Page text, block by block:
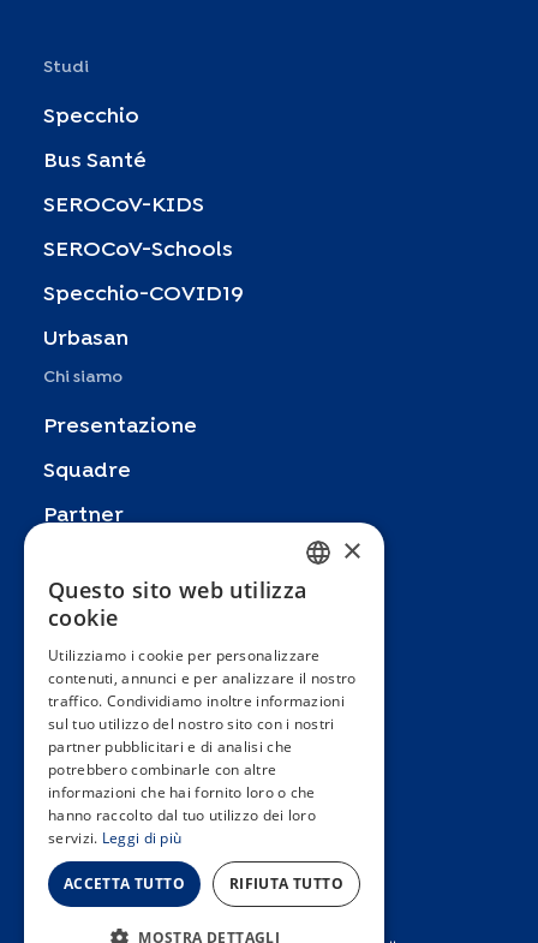
Studi
Specchio
Bus Santé
SEROCoV-KIDS
SEROCoV-Schools
Specchio-COVID19
Urbasan
Chi siamo
Presentazione
Squadre
Partner
Zoom In
FAQ
Contatto
Termini e condizioni generali
Hôpitaux Universitaires Genève
Université de Genève
FRENCH
SPANISH
GERMAN
PORTUGUESE
×
Questo sito web utilizza
cookie
Utilizziamo i cookie per personalizzare
contenuti, annunci e per analizzare il nostro
traffico. Condividiamo inoltre informazioni
sul tuo utilizzo del nostro sito con i nostri
partner pubblicitari e di analisi che
potrebbero combinarle con altre
informazioni che hai fornito loro o che
hanno raccolto dal tuo utilizzo dei loro
servizi. Leggi di più
ACCETTA TUTTO RIFIUTA TUTTO
MOSTRA DETTAGLI